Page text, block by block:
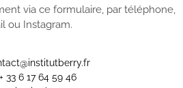
via ce formulaire, par téléphone,
ou Instagram.
+ 33 6 17 64 59 46